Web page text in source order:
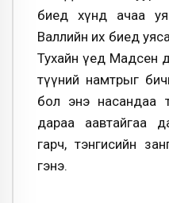
биед хүнд ачаа
Валлийн их биед
Тухайн үед Мадсен
түүний намтрыг
бол энэ насандаа
дараа аавтайгаа
гарч, тэнгисийн
гэнэ.